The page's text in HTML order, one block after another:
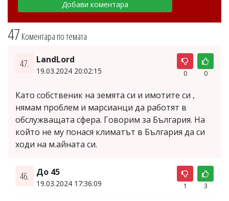
47 Коментара по темата
47. LandLord
19.03.2024 20:02:15 0 0
Като собственик на земята си и имотите си ,
нямам проблем и марсианци да работят в
обслужващата сфера. Говорим за България. На
който не му понася климатът в България да си
ходи на м.айната си.
46. До 45
19.03.2024 17:36:09 1 3